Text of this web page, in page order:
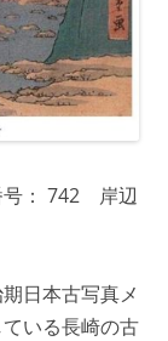
号： 742 岸辺
日本古写真メ
いる長崎の古